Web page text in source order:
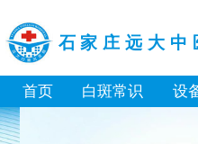
石家庄远大中
首页 白斑常识 设